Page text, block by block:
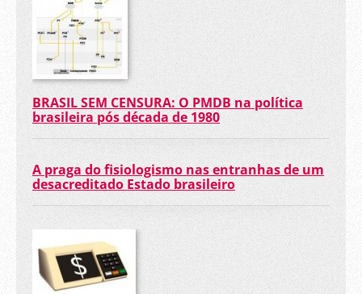
BRASIL SEM CENSURA: O PMDB na política
brasileira pós década de 1980
A praga do fisiologismo nas entranhas de um
desacreditado Estado brasileiro